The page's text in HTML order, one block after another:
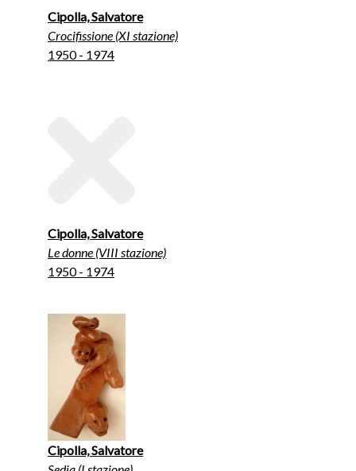
Cipolla, Salvatore
Crocifissione (XI stazione)
1950 - 1974
Cipolla, Salvatore
Le donne (VIII stazione)
1950 - 1974
Cipolla, Salvatore